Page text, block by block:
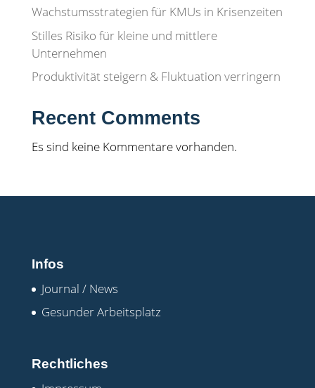
Wachstumsstrategien für KMUs in Krisenzeiten
Stilles Risiko für kleine und mittlere
Unternehmen
Produktivität steigern & Fluktuation verringern
Recent Comments
Es sind keine Kommentare vorhanden.
Infos
Journal / News
Gesunder Arbeitsplatz
Rechtliches